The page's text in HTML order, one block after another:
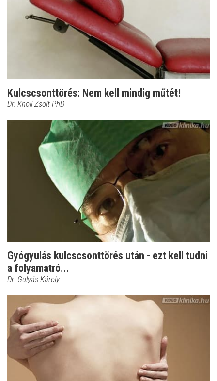
Kulcscsonttörés: Nem kell mindig műtét!
Dr. Knoll Zsolt PhD
Gyógyulás kulcscsonttörés után - ezt kell tudni
a folyamatró...
Dr. Gulyás Károly